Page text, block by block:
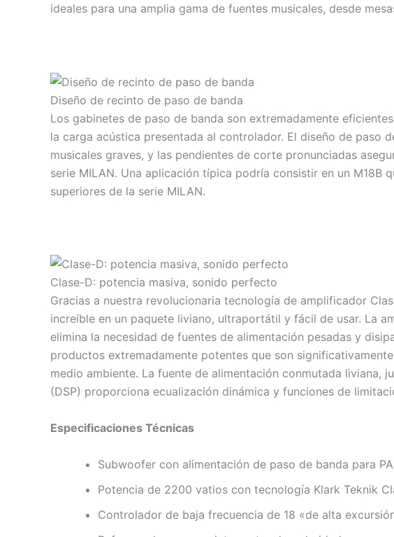
ideales para una amplia gama de fuentes musicales, desde
Diseño de recinto de paso de banda
Los gabinetes de paso de banda son extremadamente
la carga acústica presentada al controlador. El diseño de paso
musicales graves, y las pendientes de corte pronunciadas
serie MILAN. Una aplicación típica podría consistir en un
superiores de la serie MILAN.
Clase-D: potencia masiva, sonido perfecto
Gracias a nuestra revolucionaria tecnología de amplificador
increíble en un paquete liviano, ultraportátil y fácil de usar. La
elimina la necesidad de fuentes de alimentación pesadas y
productos extremadamente potentes que son
medio ambiente. La fuente de alimentación conmutada liviana,
(DSP) proporciona ecualización dinámica y funciones de
Especificaciones Técnicas
Subwoofer con alimentación de paso de banda para
Potencia de 2200 vatios con tecnología Klark Teknik
Controlador de baja frecuencia de 18 «de alta